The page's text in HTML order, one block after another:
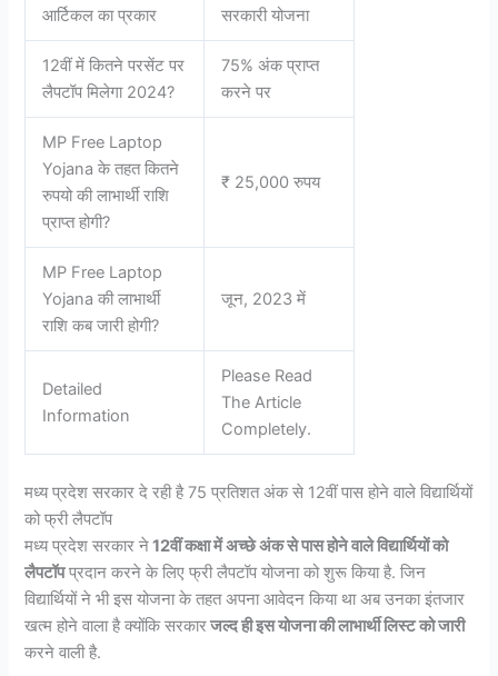
आर्टिकल का प्रकार सरकारी योजना
12वीं में कितने परसेंट पर
लैपटॉप मिलेगा 2024?
75% अंक प्राप्त
करने पर
MP Free Laptop
Yojana के तहत कितने
रुपयो की लाभार्थी राशि
प्राप्त होगी?
₹ 25,000 रुपय
MP Free Laptop
Yojana की लाभार्थी
राशि कब जारी होगी?
जून, 2023 में
Detailed
Information
Please Read
The Article
Completely.
मध्य प्रदेश सरकार दे रही है 75 प्रतिशत अंक से 12वीं पास होने वाले विद्यार्थियों
को फ्री लैपटॉप
मध्य प्रदेश सरकार ने12वीं कक्षा में अच्छे अंक से पास होने वाले विद्यार्थियों को
लैपटॉपप्रदान करने के लिए फ्री लैपटॉप योजना को शुरू किया है. जिन
विद्यार्थियों ने भी इस योजना के तहत अपना आवेदन किया था अब उनका इंतजार
खत्म होने वाला है क्योंकि सरकारजल्द ही इस योजना की लाभार्थी लिस्ट को जारी
करने वाली है.